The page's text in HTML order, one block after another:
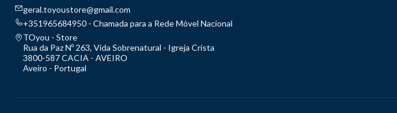
geral.toyoustore@gmail.com
+351965684950 - Chamada para a Rede Móvel Nacional
TOyou - Store
Rua da Paz Nº 263, Vida Sobrenatural - Igreja Crista
3800-587 CACIA - AVEIRO
Aveiro - Portugal